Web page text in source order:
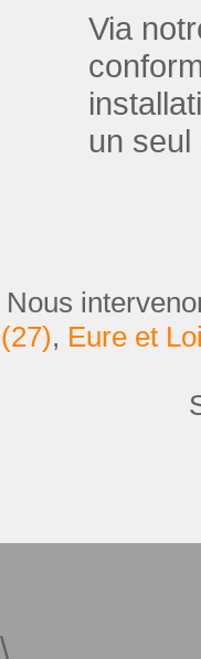
Via
un
Nous
(27), Eure et
\